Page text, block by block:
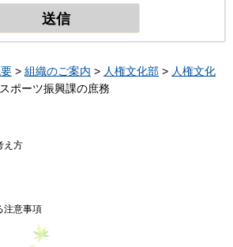
> 組織のご案内 > 人権文化部 > 人権文化
ポーツ振興課の庶務
え方
注意事項